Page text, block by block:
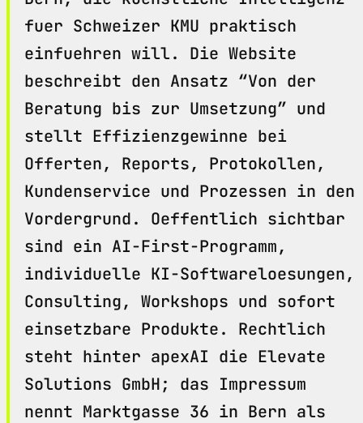
fuer Schweizer KMU praktisch
einfuehren will. Die Website
beschreibt den Ansatz “Von der
Beratung bis zur Umsetzung” und
stellt Effizienzgewinne bei
Offerten, Reports, Protokollen,
Kundenservice und Prozessen in den
Vordergrund. Oeffentlich sichtbar
sind ein AI-First-Programm,
individuelle KI-Softwareloesungen,
Consulting, Workshops und sofort
einsetzbare Produkte. Rechtlich
steht hinter apexAI die Elevate
Solutions GmbH; das Impressum
nennt Marktgasse 36 in Bern als